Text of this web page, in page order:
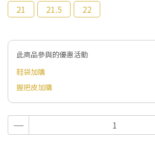
21
21.5 22
此商品參與的優惠活動
鞋袋加購
握把皮加購